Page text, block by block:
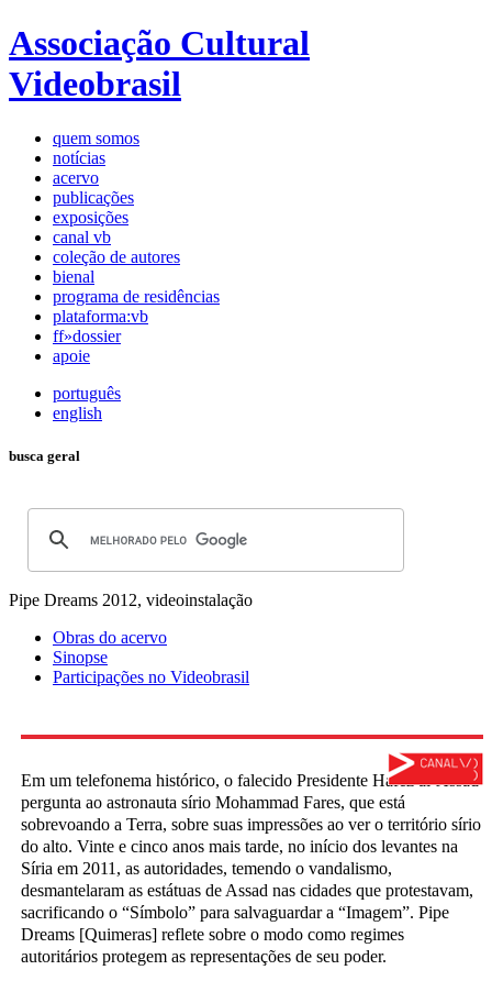
Associação Cultural
Videobrasil
quem somos
notícias
acervo
publicações
exposições
canal vb
coleção de autores
bienal
programa de residências
plataforma:vb
ff»dossier
apoie
português
english
busca geral
Pipe Dreams 2012, videoinstalação
Obras do acervo
Sinopse
Participações no Videobrasil
Em um telefonema histórico, o falecido Presidente Hafez al-Assad
pergunta ao astronauta sírio Mohammad Fares, que está
sobrevoando a Terra, sobre suas impressões ao ver o território sírio
do alto. Vinte e cinco anos mais tarde, no início dos levantes na
Síria em 2011, as autoridades, temendo o vandalismo,
desmantelaram as estátuas de Assad nas cidades que protestavam,
sacrificando o “Símbolo” para salvaguardar a “Imagem”. Pipe
Dreams [Quimeras] reflete sobre o modo como regimes
autoritários protegem as representações de seu poder.